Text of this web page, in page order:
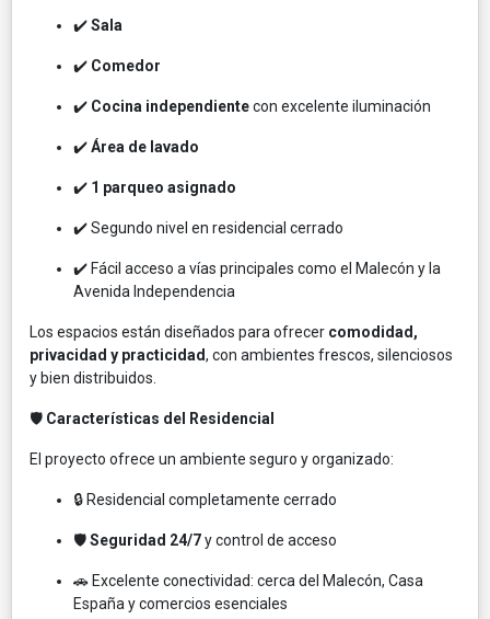
✔️Sala
✔️ Comedor
✔️ Cocina independientecon excelente iluminación
✔️Área de lavado
✔️ 1 parqueo asignado
✔️ Segundo nivel en residencial cerrado
✔️ Fácil acceso a vías principales como el Malecón y la
Avenida Independencia
Los espacios están diseñados para ofrecer comodidad,
privacidad y practicidad, con ambientes frescos, silenciosos
y bien distribuidos.
🛡️ Características del Residencial
El proyecto ofrece un ambiente seguro y organizado:
🔒 Residencial completamente cerrado
🛡️Seguridad 24/7y control de acceso
🚗 Excelente conectividad: cerca del Malecón, Casa
España y comercios esenciales